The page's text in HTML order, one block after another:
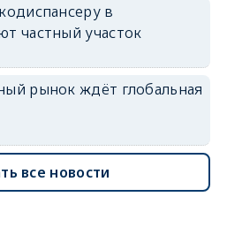
в
частный участок
рынок ждёт глобальная
все новости